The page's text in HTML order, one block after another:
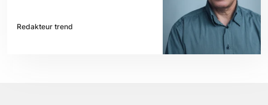
Redakteur trend